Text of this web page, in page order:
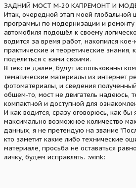
ЗАДНИЙ МОСТ М-20 КАПРЕМОНТ И
Итак, очередной этап моей
программы по модернизации и
автомобиля подошёл к своему
водится за время работ, накопился
практические и теоретические знания,
поделиться с вами своими.
В тексте далее, будут использованы
тематические материалы из интернет
фотоматериалы, и сведения
общем-то, мост не двигатель надеюсь,
компактной и доступной для
И как водится, сразу оговорюсь, как бы
максимально возможное количество
данных, я не претендую на звание
кто заметит какие либо технические
материале, просьба не оставаться
личку, будем исправлять. :wink: